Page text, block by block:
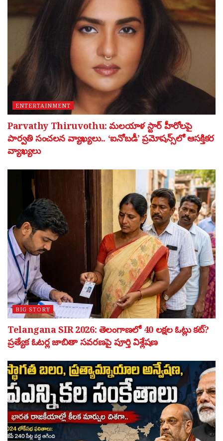
ENTERTAINMENT
Parvathy Thiruvothu: మలయాళ స్టార్ హీరోలపై
పార్వతి సంచలన వ్యాఖ్యలు.. ‘ఐనోబడీ’ ప్రమోషన్స్‌లో ఆసక్తికర
వ్యాఖ్యలు
BIG STORY
Telangana SIR 2026: తెలంగాణలో 40 లక్షల ఓట్లు కట్?
ప్రత్యేక ఓటర్ల జాబితా సవరణపై పూర్తి విశ్లేషణ